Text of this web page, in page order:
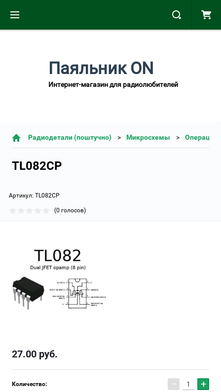
Паяльник ON
Интернет-магазин для радиолюбителей
Радиодетали (поштучно) Микросхемы
TL082CP
Артикул: TL082CP
(0 голосов)
27.00 руб.
Количество: − +